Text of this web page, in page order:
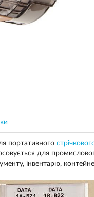
портативного
для
інвентарю,